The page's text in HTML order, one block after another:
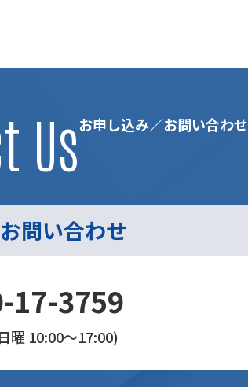
お申し込み／お問い合わせ
Us
問い合わせ
17-3759
曜 10:00～17:00)